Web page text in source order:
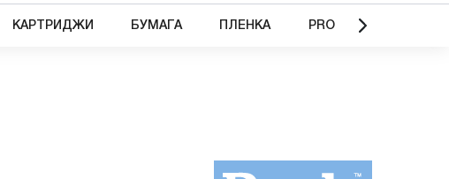
КАРТРИДЖИ БУМАГА ПЛЕНКА PRO